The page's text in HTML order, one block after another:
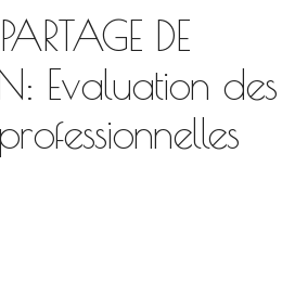
DE
Evaluation des